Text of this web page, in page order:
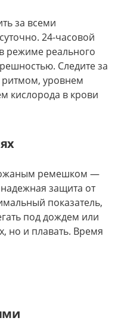
за всеми
24-часовой
режиме реального
Следите за
уровнем
кислорода в крови
ремешком —
защита от
показатель,
под дождем или
но и плавать. Время